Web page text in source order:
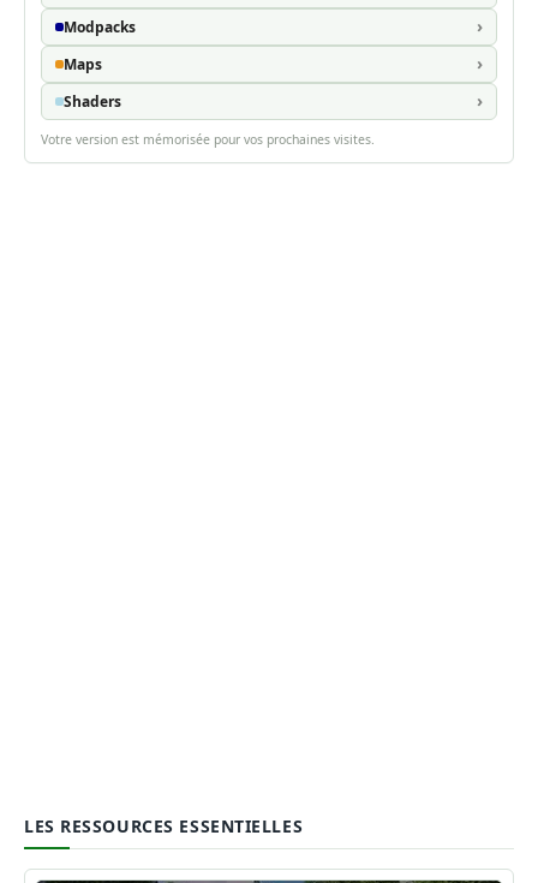
Modpacks
Maps
Shaders
Votre version est mémorisée pour vos prochaines visites.
LES RESSOURCES ESSENTIELLES